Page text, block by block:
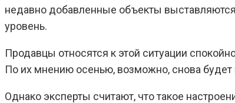
недавно добавленные объекты
уровень.
Продавцы относятся к этой ситуации
По их мнению осенью, возможно, снова будет
Однако эксперты считают, что такое